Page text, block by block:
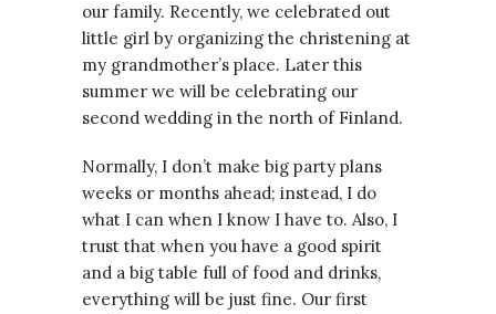
our family. Recently, we celebrated out
little girl by organizing the christening at
my grandmother’s place. Later this
summer we will be celebrating our
second wedding in the north of Finland.
Normally, I don’t make big party plans
weeks or months ahead; instead, I do
what I can when I know I have to. Also, I
trust that when you have a good spirit
and a big table full of food and drinks,
everything will be just fine. Our first